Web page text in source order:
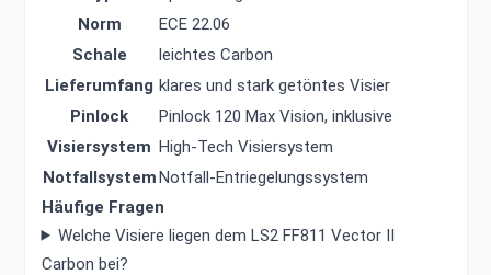
Norm
ECE 22.06
Schale
leichtes Carbon
Lieferumfang klares und stark getöntes Visier
Pinlock
Pinlock 120 Max Vision, inklusive
Visiersystem High-Tech Visiersystem
NotfallsystemNotfall-Entriegelungssystem
Häufige Fragen
Welche Visiere liegen dem LS2 FF811 Vector II
Carbon bei?